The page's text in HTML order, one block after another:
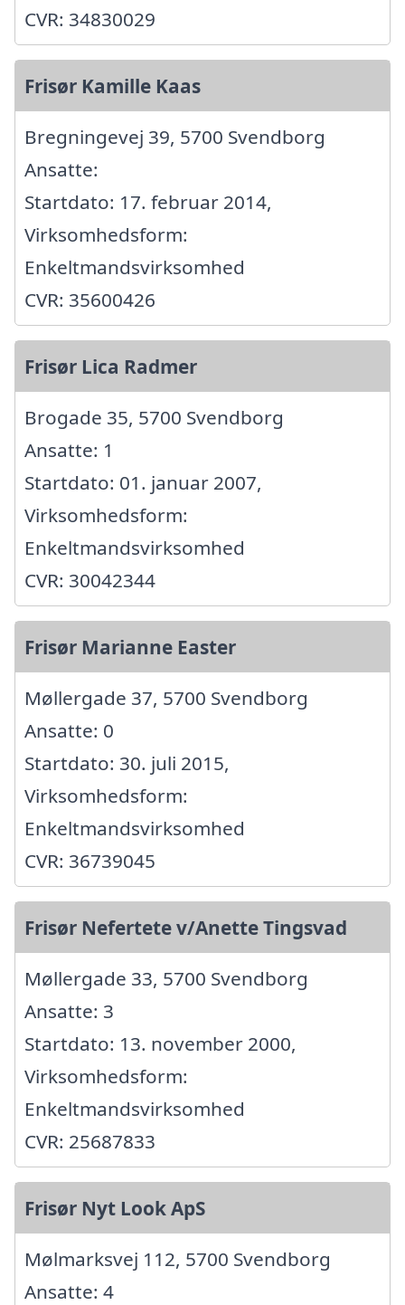
CVR: 34830029
Frisør Kamille Kaas
Bregningevej 39, 5700 Svendborg
Ansatte:
Startdato: 17. februar 2014,
Virksomhedsform:
Enkeltmandsvirksomhed
CVR: 35600426
Frisør Lica Radmer
Brogade 35, 5700 Svendborg
Ansatte: 1
Startdato: 01. januar 2007,
Virksomhedsform:
Enkeltmandsvirksomhed
CVR: 30042344
Frisør Marianne Easter
Møllergade 37, 5700 Svendborg
Ansatte: 0
Startdato: 30. juli 2015,
Virksomhedsform:
Enkeltmandsvirksomhed
CVR: 36739045
Frisør Nefertete v/Anette Tingsvad
Møllergade 33, 5700 Svendborg
Ansatte: 3
Startdato: 13. november 2000,
Virksomhedsform:
Enkeltmandsvirksomhed
CVR: 25687833
Frisør Nyt Look ApS
Mølmarksvej 112, 5700 Svendborg
Ansatte: 4